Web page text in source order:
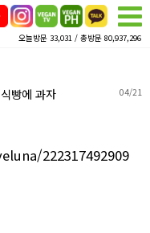
오늘방문 33,031 / 총방문 80,937,296
빵에 과자
04/21
222317492909